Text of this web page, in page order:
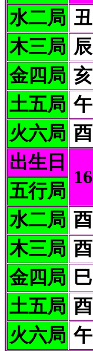
水二局 丑
木三局 辰
金四局 亥
土五局 午
火六局 酉
出生日
16
五行局
水二局 酉
木三局 酉
金四局 巳
土五局 酉
火六局 午